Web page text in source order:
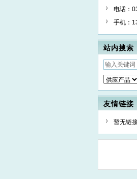
电话：
手机：
站内搜索
友情链接
暂无链